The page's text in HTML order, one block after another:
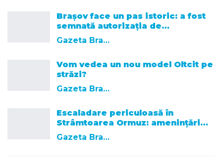
Brașov face un pas istoric: a fost
semnată autorizația de…
Gazeta Brasovului
Vom vedea un nou model Oltcit pe
străzi?
Gazeta Brasovului
Escaladare periculoasă în
Strâmtoarea Ormuz: amenințări…
Gazeta Brasovului